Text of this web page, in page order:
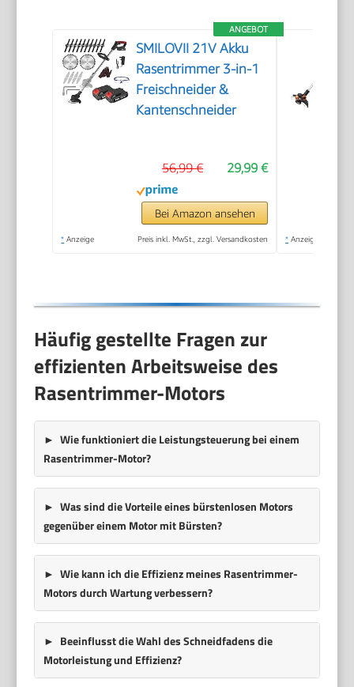
ANGEBOT
SMILOVII 21V Akku
Rasentrimmer 3-in-1
Freischneider &
Kantenschneider
29,99 €
56,99 €
Bei Amazon ansehen
* Anzeige Preis inkl. MwSt., zzgl. Versandkosten * Anzeige
Häufig gestellte Fragen zur
effizienten Arbeitsweise des
Rasentrimmer-Motors
Wie funktioniert die Leistungsteuerung bei einem
Rasentrimmer-Motor?
Was sind die Vorteile eines bürstenlosen Motors
gegenüber einem Motor mit Bürsten?
Wie kann ich die Effizienz meines Rasentrimmer-
Motors durch Wartung verbessern?
Beeinflusst die Wahl des Schneidfadens die
Motorleistung und Effizienz?